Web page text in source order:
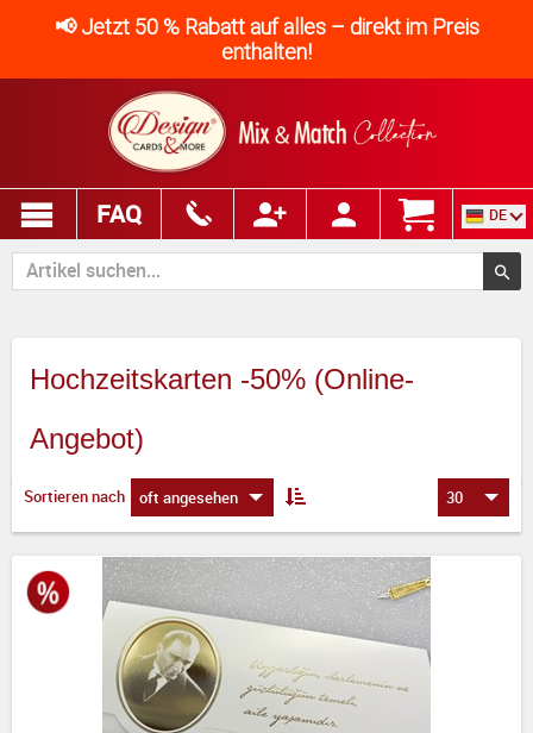
📢 Jetzt 50 % Rabatt auf alles – direkt im Preis
enthalten!
FAQ DE
Hochzeitskarten -50% (Online-
Angebot)
Sortieren nach oft angesehen 30